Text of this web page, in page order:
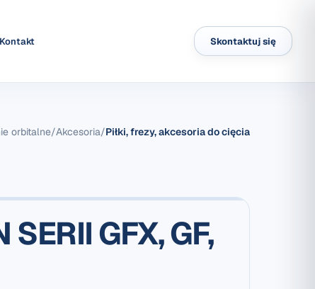
Kontakt Skontaktuj się
orbitalne/Akcesoria/Piłki, frezy, akcesoria do cięcia
GFX, GF,